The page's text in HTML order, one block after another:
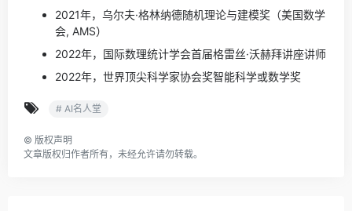
2021年，乌尔夫·格林纳德随机理论与建模奖（美国数学
会, AMS）
2022年，国际数理统计学会首届格雷丝·沃赫拜讲座讲师
2022年，世界顶尖科学家协会奖智能科学或数学奖
# AI名人堂
© 版权声明
文章版权归作者所有，未经允许请勿转载。